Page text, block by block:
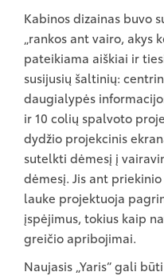
Kabinos dizainas buvo
„rankos ant vairo, akys
pateikiama aiškiai ir
susijusių šaltinių:
daugialypės
ir 10 colių spalvoto
dydžio projekcinis
sutelkti dėmesį į
dėmesį. Jis ant
lauke projektuoja
įspėjimus, tokius kaip
greičio apribojimai.
Naujasis „Yaris“ gali